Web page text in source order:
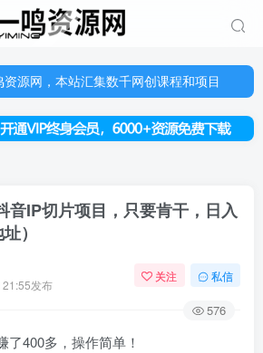
资源网，本站汇集数千网创课程和项目
源网，本站汇集数千网创课程和项目
音IP切片项目，只要肯干，日入
）
发布
关注 私信
576
了400多，操作简单！